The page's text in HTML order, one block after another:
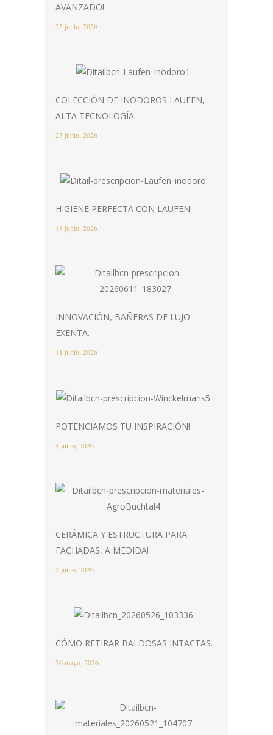
AVANZADO!
25 junio, 2026
COLECCIÓN DE INODOROS LAUFEN,
ALTA TECNOLOGÍA.
23 junio, 2026
HIGIENE PERFECTA CON LAUFEN!
18 junio, 2026
INNOVACIÓN, BAÑERAS DE LUJO
EXENTA.
11 junio, 2026
POTENCIAMOS TU INSPIRACIÓN!
4 junio, 2026
CERÁMICA Y ESTRUCTURA PARA
FACHADAS, A MEDIDA!
2 junio, 2026
CÓMO RETIRAR BALDOSAS INTACTAS.
26 mayo, 2026